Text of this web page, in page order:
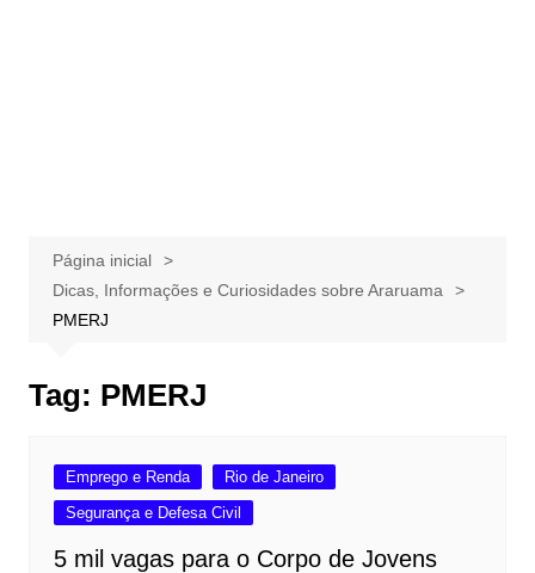
Página inicial
Dicas, Informações e Curiosidades sobre Araruama
PMERJ
Tag: PMERJ
Emprego e Renda
Rio de Janeiro
Segurança e Defesa Civil
5 mil vagas para o Corpo de Jovens